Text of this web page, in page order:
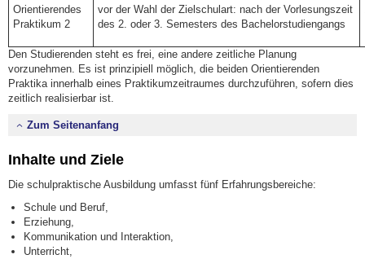
Orientierendes
Praktikum 2
vor der Wahl der Zielschulart: nach der Vorlesungszeit
des 2. oder 3. Semesters des Bachelorstudiengangs
Den Studierenden steht es frei, eine andere zeitliche Planung
vorzunehmen. Es ist prinzipiell möglich, die beiden Orientierenden
Praktika innerhalb eines Praktikumzeitraumes durchzuführen, sofern dies
zeitlich realisierbar ist.
Zum Seitenanfang
Inhalte und Ziele
Die schulpraktische Ausbildung umfasst fünf Erfahrungsbereiche:
Schule und Beruf,
Erziehung,
Kommunikation und Interaktion,
Unterricht,